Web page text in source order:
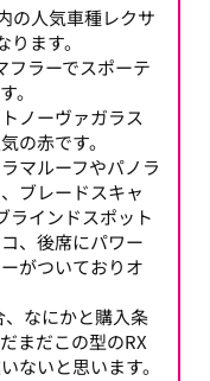
の人気車種レクサ
ます。
フラーでスポーテ
。
ノーヴァガラス
の赤です。
マルーフやパノラ
ブレードスキャ
ラインドスポット
、後席にパワー
がついておりオ
なにかと購入条
まだこの型のRX
ないと思います。